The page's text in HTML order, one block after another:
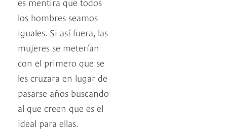
los hombres seamos
iguales. Si así fuera, las
mujeres se meterían
con el primero que se
les cruzara en lugar de
pasarse años buscando
al que creen que es el
ideal para ellas.